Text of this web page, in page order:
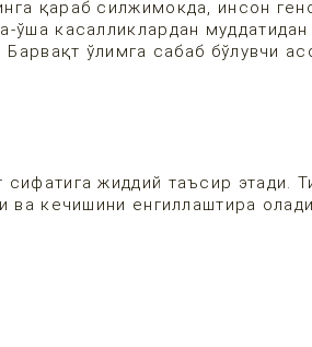
қараб силжимокда, инсон
касалликлардан
ўлимга сабаб бўлувчи
жиддий таъсир этади.
ва кечишини енгиллаштира